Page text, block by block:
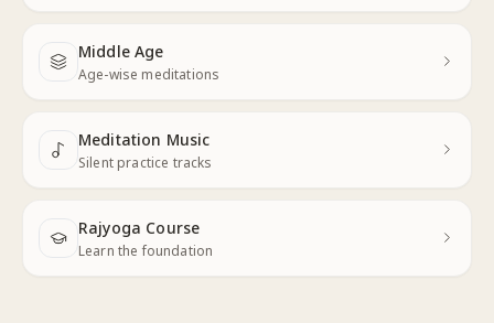
Middle Age
Age-wise meditations
Next
Meditation Music
Silent practice tracks
Next
Rajyoga Course
Learn the foundation